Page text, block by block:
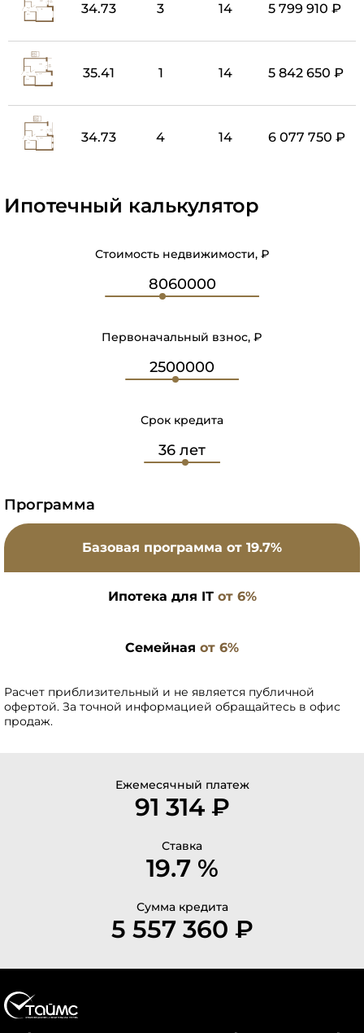
34.73 3 14 5 799 910 ₽
35.41 1 14 5 842 650 ₽
34.73 4 14 6 077 750 ₽
Ипотечный калькулятор
Стоимость недвижимости, ₽
Первоначальный взнос, ₽
Срок кредита
Программа
Базовая программа от 19.7%
Ипотека для IT от 6%
Семейная от 6%
Расчет приблизительный и не является публичной
офертой. За точной информацией обращайтесь в офис
продаж.
Ежемесячный платеж
91 314 ₽
Ставка
19.7 %
Сумма кредита
5 557 360 ₽